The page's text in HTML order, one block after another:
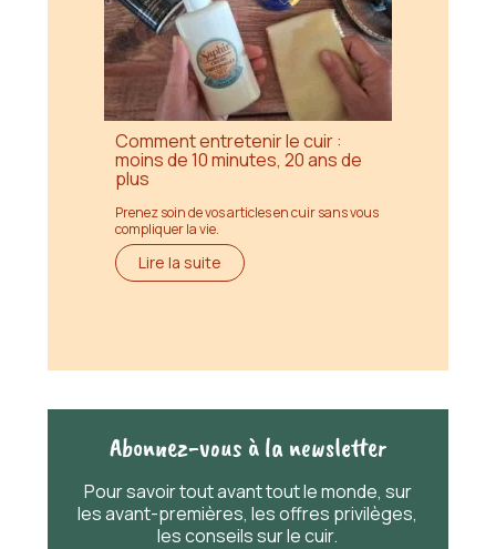
Comment entretenir le cuir :
moins de 10 minutes, 20 ans de
plus
Prenez soin de vos articles en cuir sans vous
compliquer la vie.
Lire la suite
Abonnez-vous à la newsletter
Pour savoirtoutavanttoutle monde, sur
les avant-premières, les offres privilèges,
les conseils sur le cuir.